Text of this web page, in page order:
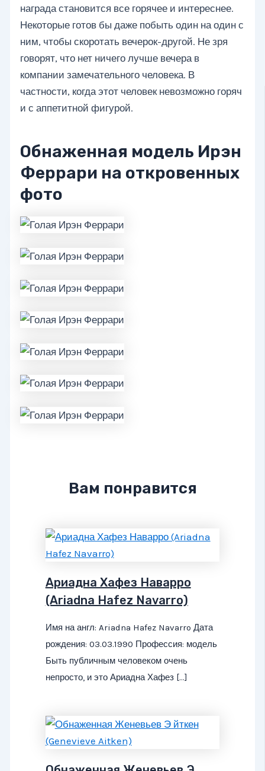
награда становится все горячее и интереснее.
Некоторые готов бы даже побыть один на один с
ним, чтобы скоротать вечерок-другой. Не зря
говорят, что нет ничего лучше вечера в
компании замечательного человека. В
частности, когда этот человек невозможно горяч
и с аппетитной фигурой.
Обнаженная модель Ирэн
Феррари на откровенных
фото
Вам понравится
Ариадна Хафез Наварро
(Ariadna Hafez Navarro)
Имя на англ: Ariadna Hafez Navarro Дата
рождения: 03.03.1990 Профессия: модель
Быть публичным человеком очень
непросто, и это Ариадна Хафез […]